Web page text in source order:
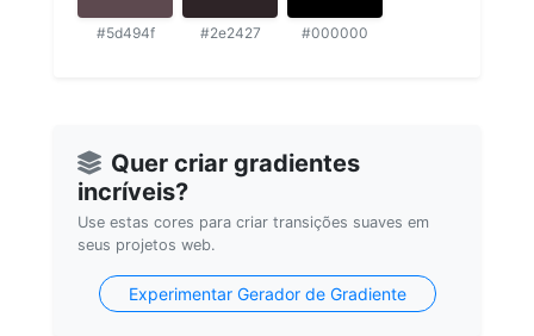
#5d494f #2e2427 #000000
Quer criar gradientes
incríveis?
Use estas cores para criar transições suaves em
seus projetos web.
Experimentar Gerador de Gradiente